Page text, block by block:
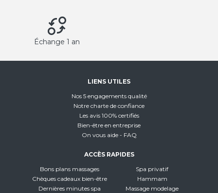
Échange 1 an
LIENS UTILES
Nos 5 engagements qualité
Notre charte de confiance
Les avis 100% certifiés
Bien-être en entreprise
On vous aide - FAQ
ACCÈS RAPIDES
Bons plans massages
Chèques cadeaux bien-être
Dernières minutes spa
Spa privatif
Hammam
Massage modelage